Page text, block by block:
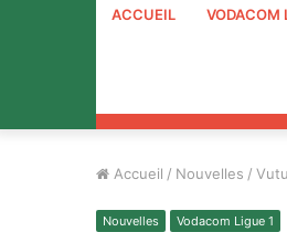
ACCUEIL VODACOM
Accueil / Nouvelles /
Nouvelles Vodacom Ligue 1